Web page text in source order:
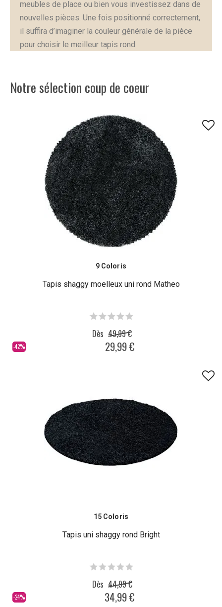
meubles de place ou bien vous investissez dans de
nouvelles pièces. Une fois positionné correctement,
il suffira d’imaginer la couleur générale de la pièce
pour choisir le meilleur tapis rond.
Notre sélection coup de coeur
9 Coloris
Tapis shaggy moelleux uni rond Matheo
-42%
Dès 49,99 €
29,99 €
15 Coloris
Tapis uni shaggy rond Bright
-24%
Dès 44,99 €
34,99 €